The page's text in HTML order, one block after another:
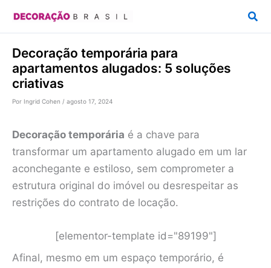
conteúdo
Decoração temporária para
apartamentos alugados: 5 soluções
criativas
Por Ingrid Cohen / agosto 17, 2024
Decoração temporária é a chave para
transformar um apartamento alugado em um lar
aconchegante e estiloso, sem comprometer a
estrutura original do imóvel ou desrespeitar as
restrições do contrato de locação.
[elementor-template id="89199"]
Afinal, mesmo em um espaço temporário, é